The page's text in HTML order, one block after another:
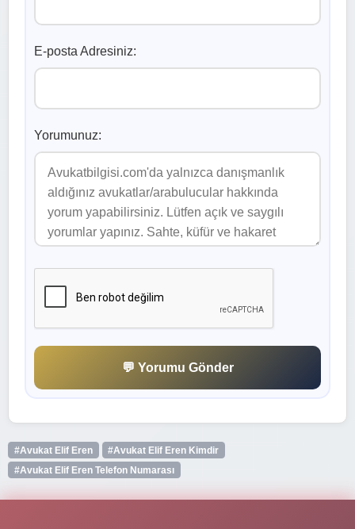
E-posta Adresiniz:
Yorumunuz:
💬 Yorumu Gönder
#Avukat Elif Eren
#Avukat Elif Eren Kimdir
#Avukat Elif Eren Telefon Numarası